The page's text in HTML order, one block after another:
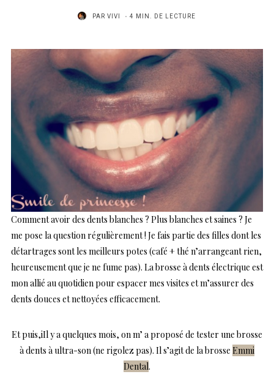
PAR VIVI 4 MIN. DE LECTURE
Comment avoir des dents blanches ? Plus blanches et saines ? Je
me pose la question régulièrement ! Je fais partie des filles dont les
détartrages sont les meilleurs potes (café + thé n’arrangeant rien,
heureusement que je ne fume pas). La brosse à dents électrique est
mon allié au quotidien pour espacer mes visites et m’assurer des
dents douces et nettoyées efficacement.
Et puis,iIl y a quelques mois, on m’ a proposé de tester une brosse
à dents à ultra-son (ne rigolez pas). Il s’agit de la brosse Emmi
Dental.